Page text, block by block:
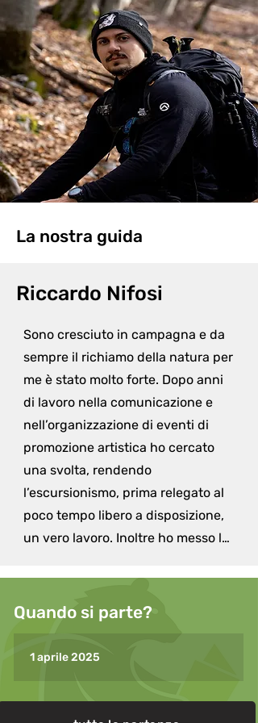
La nostra guida
Riccardo Nifosi
Sono cresciuto in campagna e da
sempre il richiamo della natura per
me è stato molto forte. Dopo anni
di lavoro nella comunicazione e
nell’organizzazione di eventi di
promozione artistica ho cercato
una svolta, rendendo
l’escursionismo, prima relegato al
poco tempo libero a disposizione,
un vero lavoro. Inoltre ho messo le
comunicazione al servizio del
territorio e dell’informazione per
anche tramite i social e la
“Rock In Nature”.
Quando si parte?
1 aprile 2025